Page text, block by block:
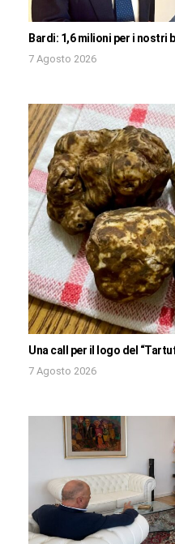
Bardi: 1,6 milioni per i nostri
7 Agosto 2026
Una call per il logo del
7 Agosto 2026